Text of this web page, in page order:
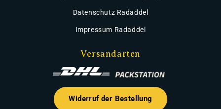
Datenschutz Radaddel
Impressum Radaddel
Versandarten
Widerruf der Bestellung